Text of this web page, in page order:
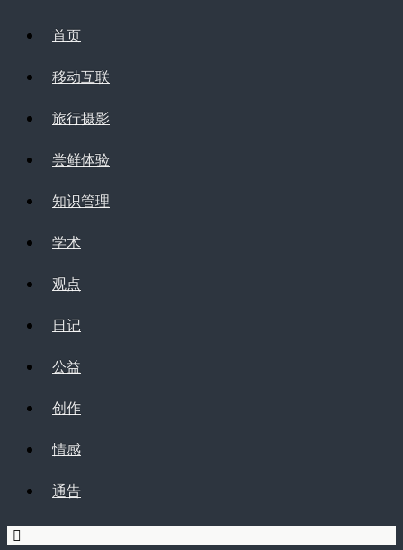
首页
移动互联
旅行摄影
尝鲜体验
知识管理
学术
观点
日记
公益
创作
情感
通告